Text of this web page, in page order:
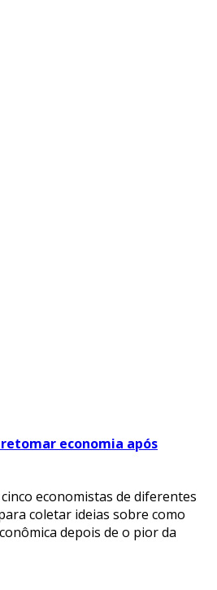
economia após
economistas de diferentes
coletar ideias sobre como
depois de o pior da